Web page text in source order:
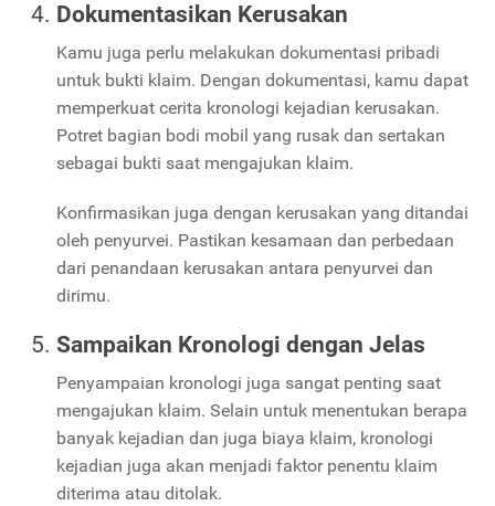
Dokumentasikan Kerusakan
Kamu juga perlu melakukan dokumentasi pribadi
untuk bukti klaim. Dengan dokumentasi, kamu dapat
memperkuat cerita kronologi kejadian kerusakan.
Potret bagian bodi mobil yang rusak dan sertakan
sebagai bukti saat mengajukan klaim.
Konfirmasikan juga dengan kerusakan yang ditandai
oleh penyurvei. Pastikan kesamaan dan perbedaan
dari penandaan kerusakan antara penyurvei dan
dirimu.
Sampaikan Kronologi dengan Jelas
Penyampaian kronologi juga sangat penting saat
mengajukan klaim. Selain untuk menentukan berapa
banyak kejadian dan juga biaya klaim, kronologi
kejadian juga akan menjadi faktor penentu klaim
diterima atau ditolak.